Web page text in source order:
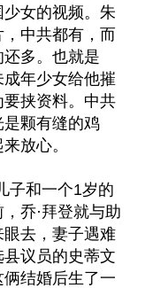
女的视频。朱
中共都有，而
还多。也就是
年少女给他摧
挟资料。中共
颗有缝的鸡
放心。
子和一个1岁的
乔·拜登就与助
去，妻子遇难
议员的史蒂文
结婚后生了一